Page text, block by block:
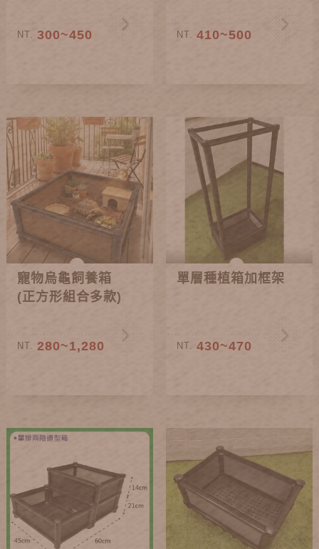
NT. 300~450 NT. 410~500
寵物烏龜飼養箱
(正方形組合多款)
NT. 280~1,280
單層種植箱加框架
NT. 430~470